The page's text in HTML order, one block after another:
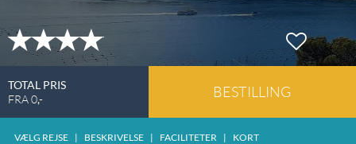
TOTAL PRIS
FRA0,- BESTILLING
VÆLG REJSE | BESKRIVELSE | FACILITETER | KORT